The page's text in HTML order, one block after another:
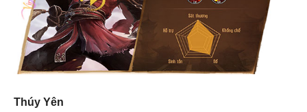
Thúy Yên